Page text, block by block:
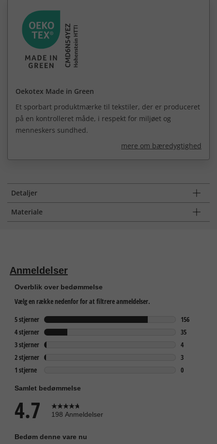
Oekotex Made in Green
Et sporbart produktmærke til tekstiler, der er produceret
på en kontrolleret måde, i respekt for miljøet og
menneskers sundhed.
mere om bæredygtighed
Detaljer
Materiale